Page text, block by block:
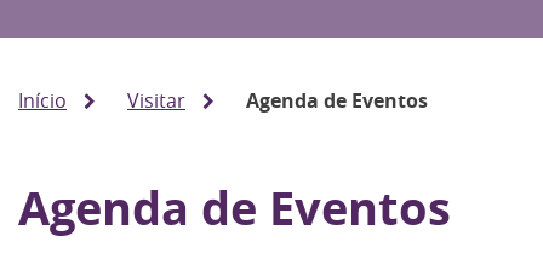
Início Visitar Agenda de Eventos
Agenda de Eventos